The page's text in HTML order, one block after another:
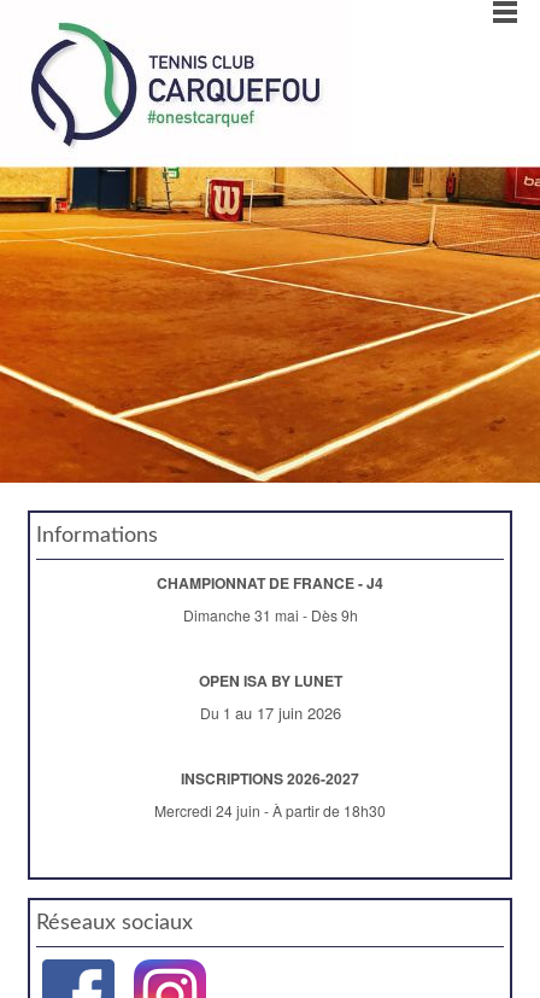
Informations
CHAMPIONNAT DE FRANCE - J4
Dimanche 31 mai - Dès 9h
OPEN ISA BY LUNET
Du 1 au 17 juin 2026
INSCRIPTIONS 2026-2027
Mercredi 24 juin - À partir de 18h30
Réseaux sociaux